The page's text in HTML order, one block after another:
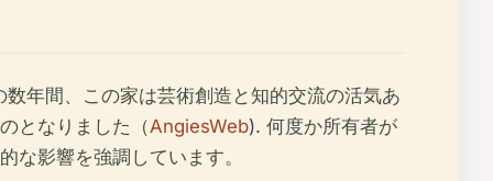
年間、この家は芸術創造と知的交流の活気あ
となりました（AngiesWeb). 何度か所有者が
な影響を強調しています。